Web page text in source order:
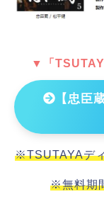
▼「
【忠臣
※TSUTAYAデ
※無料期